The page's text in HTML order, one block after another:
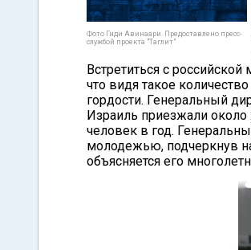
Фото Гиди Авинаари. Предоставлено пресс-
службой проекта "Таглит"
Встретиться с
что видя такое
гордости. Генеральный
Израиль приезжали около
человек в год.
молодежью, подчеркнув
объясняется его